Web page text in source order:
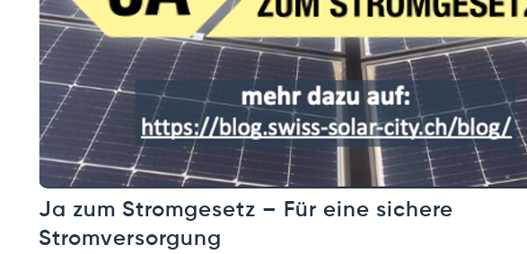
Ja zum Stromgesetz – Für eine sichere
Stromversorgung